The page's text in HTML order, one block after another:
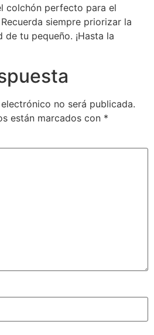
colchón perfecto para el
siempre priorizar la
tu pequeño. ¡Hasta la
no será publicada.
están marcados con *